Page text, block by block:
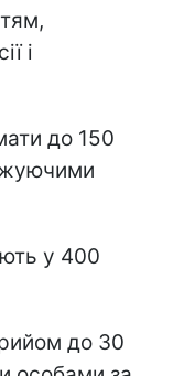
і
до 150
у 400
до 30